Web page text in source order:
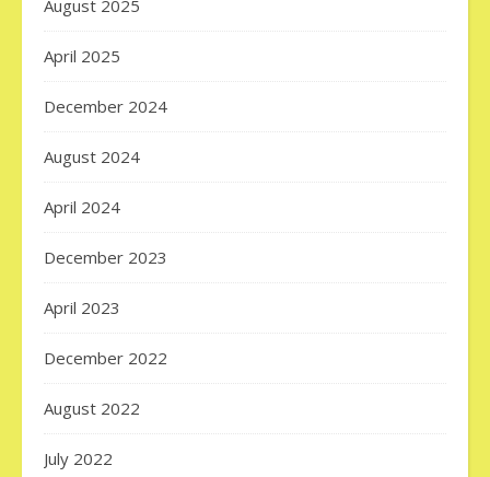
August 2025
April 2025
December 2024
August 2024
April 2024
December 2023
April 2023
December 2022
August 2022
July 2022